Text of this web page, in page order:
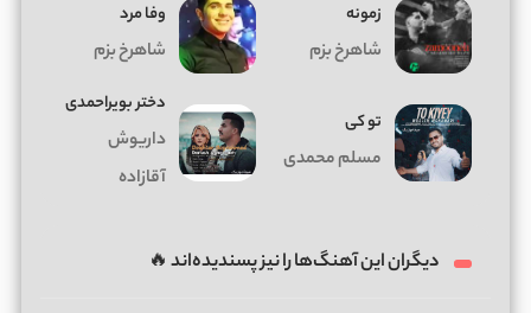
زمونه
شاهرخ بزم
وفا مرد
شاهرخ بزم
تو کی
مسلم محمدی
دختر بویراحمدی
داریوش
آقازاده
دیگران این آهنگ‌ها را نیز پسندیده‌اند 🔥